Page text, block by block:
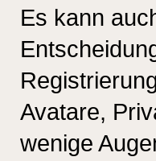
Es kann
Avatare,
wenige